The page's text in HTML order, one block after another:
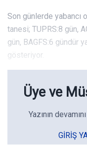
Son günlerde yabancı
tanesi; TUPRS:8 gün,
gün, BAGFS:6 gündür
gösteriyor.
Üye ve
Yazının
GIRIŞ